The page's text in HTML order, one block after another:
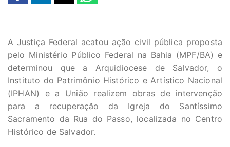
A Justiça Federal acatou ação civil pública proposta
pelo Ministério Público Federal na Bahia (MPF/BA) e
determinou que a Arquidiocese de Salvador, o
Instituto do Patrimônio Histórico e Artístico Nacional
(IPHAN) e a União realizem obras de intervenção
para a recuperação da Igreja do Santíssimo
Sacramento da Rua do Passo, localizada no Centro
Histórico de Salvador.